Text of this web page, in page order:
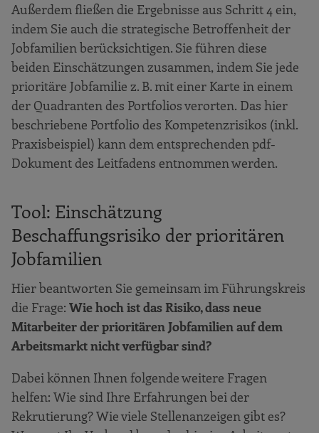
Außerdem fließen die Ergebnisse aus Schritt 4 ein,
indem Sie auch die strategische Betroffenheit der
Jobfamilien berücksichtigen. Sie führen diese
beiden Einschätzungen zusammen, indem Sie jede
prioritäre Jobfamilie z. B. mit einer Karte in einem
der Quadranten des Portfolios verorten. Das hier
beschriebene Portfolio des Kompetenzrisikos (inkl.
Praxisbeispiel) kann dem entsprechenden pdf-
Dokument des Leitfadens entnommen werden.
Tool: Einschätzung
Beschaffungsrisiko der prioritären
Jobfamilien
Hier beantworten Sie gemeinsam im Führungskreis
die Frage: Wie hoch ist das Risiko, dass neue
Mitarbeiter der prioritären Jobfamilien auf dem
Arbeitsmarkt nicht verfügbar sind?
Dabei können Ihnen folgende weitere Fragen
helfen: Wie sind Ihre Erfahrungen bei der
Rekrutierung? Wie viele Stellenanzeigen gibt es?